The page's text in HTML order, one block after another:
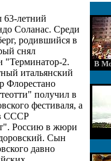
63-летний
Соланас. Среди
родившийся в
снял
"Терминатор-2.
итальянский
Флорестано
получил в
фестиваля, а
СССР
Россию в жюри
Сын
давно
В